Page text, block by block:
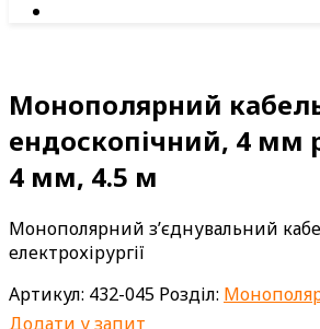
Монополярний
ендоскопічний, 4 мм
4 мм, 4.5 м
Монополярний з’єднувальний
електрохірургії
Артикул: 432-045 Розділ:
Додати у запит